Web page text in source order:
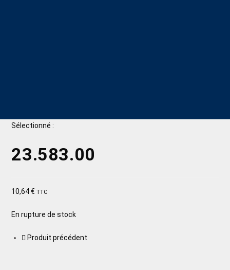
Sélectionné :
23.583.00
10,64€ TTC
En rupture de stock
Produit précédent